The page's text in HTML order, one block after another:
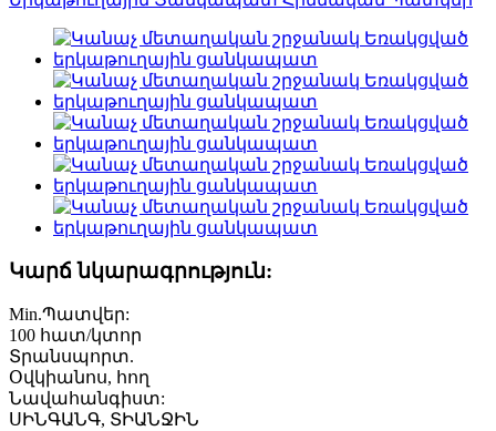
Կարճ նկարագրություն:
Min.Պատվեր:
100 հատ/կտոր
Տրանսպորտ.
Օվկիանոս, հող
Նավահանգիստ:
ՍԻՆԳԱՆԳ, ՏԻԱՆՋԻՆ